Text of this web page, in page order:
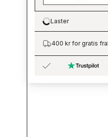
Loading…
Laster
400 kr for gratis